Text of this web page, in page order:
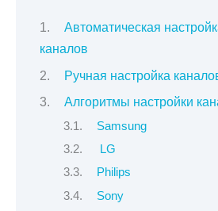
Автоматическая
каналов
Ручная настройка
Алгоритмы настройки
Samsung
LG
Philips
Sony